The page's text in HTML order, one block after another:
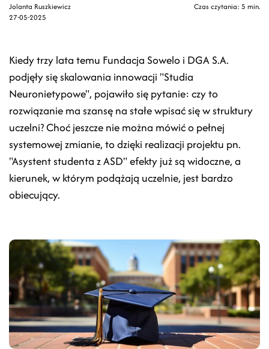
Jolanta Ruszkiewicz
27-05-2025
Czas czytania: 5 min.
Kiedy trzy lata temu Fundacja Sowelo i DGA S.A.
podjęły się skalowania innowacji "Studia
Neuronietypowe", pojawiło się pytanie: czy to
rozwiązanie ma szansę na stałe wpisać się w struktury
uczelni? Choć jeszcze nie można mówić o pełnej
systemowej zmianie, to dzięki realizacji projektu pn.
"Asystent studenta z ASD" efekty już są widoczne, a
kierunek, w którym podążają uczelnie, jest bardzo
obiecujący.